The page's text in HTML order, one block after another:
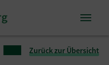
Zurück zur Übersicht